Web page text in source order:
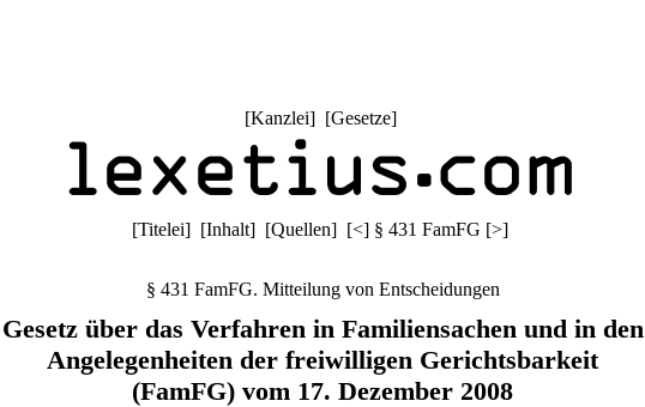
[Kanzlei] [Gesetze]
[Titelei] [Inhalt] [Quellen] [<] § 431 FamFG [>]
§ 431 FamFG. Mitteilung von Entscheidungen
Gesetz über das Verfahren in Familiensachen und in den
Angelegenheiten der freiwilligen Gerichtsbarkeit
(FamFG) vom 17. Dezember 2008